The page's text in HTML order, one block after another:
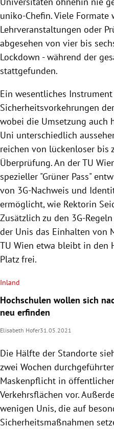
uniko-Chefin. Viele Formate
Lehrveranstaltungen oder
abgesehen von vier bis
Lockdown - während der
stattgefunden.
Ein wesentliches
Sicherheitsvorkehrungen
wobei die Umsetzung auch
Uni unterschiedlich
reichen von lückenloser bis
Überprüfung. An der TU
spezieller "Grüner Pass"
von 3G-Nachweis und
ermöglicht, wie Rektorin
Zusätzlich zu den 3G-
der Unis das Einhalten von
TU Wien etwa bleibt in den
Platz frei.
Inland
Hochschulen wollen sich
neu erfinden
Elisabeth Hofer31.05.2021
Die Hälfte der Standorte
zwei Wochen
Maskenpflicht in
Verkehrsflächen vor.
wenigen Unis, die auf
Sicherheitsmaßnahmen